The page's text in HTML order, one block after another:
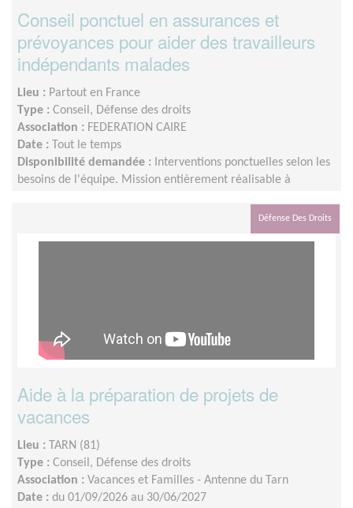
Conseil ponctuel en assurances et
prévoyances pour aider des travailleurs
indépendants malades
Lieu : Partout en France
Type : Conseil, Défense des droits
Association : FEDERATION CAIRE
Date : Tout le temps
Disponibilité demandée : Interventions ponctuelles selon les
besoins de l'équipe. Mission entièrement réalisable à
Défense Des Droits
Aide à la préparation de projets de
vacances
Lieu : TARN (81)
Type : Conseil, Défense des droits
Association : Vacances et Familles - Antenne du Tarn
Date : du 01/09/2026 au 30/06/2027